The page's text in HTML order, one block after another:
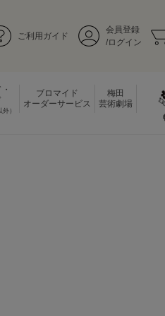
ご利用ガイド
会員登録
/ログイン
）
ブロマイド
オーダーサービス
梅田
芸術劇場